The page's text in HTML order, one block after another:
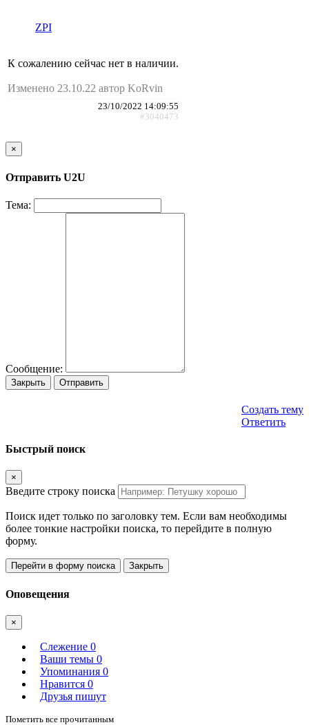
ZPI
К сожалению сейчас нет в наличии.
Изменено 23.10.22 автор KoRvin
23/10/2022 14:09:55
#3040473
×
Отправить U2U
Тема:
Сообщение:
Закрыть Отправить
Создать тему
Ответить
Быстрый поиск
×
Введите строку поиска
Поиск идет только по заголовку тем. Если вам необходимы
более тонкие настройки поиска, то перейдите в полную
форму.
Перейти в форму поиска Закрыть
Оповещения
×
Слежение 0
Ваши темы 0
Упоминания 0
Нравится 0
Друзья пишут
Пометить все прочитанным